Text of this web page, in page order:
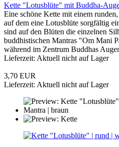
Kette "Lotusblüte" mit Buddha-
Eine schöne Kette mit einem
auf dem eine Lotusblüte sorgfältig
sind auf den Blüten die einzelnen
buddhistischen Mantras "Om Mani
während im Zentrum Buddhas
Lieferzeit: Aktuell nicht auf Lager
3,70 EUR
Lieferzeit: Aktuell nicht auf Lager